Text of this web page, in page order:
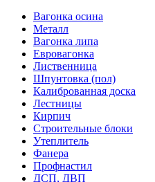
Вагонка осина
Металл
Вагонка липа
Евровагонка
Лиственница
Шпунтовка (пол)
Калиброванная доска
Лестницы
Кирпич
Строительные блоки
Утеплитель
Фанера
Профнастил
ДСП, ДВП